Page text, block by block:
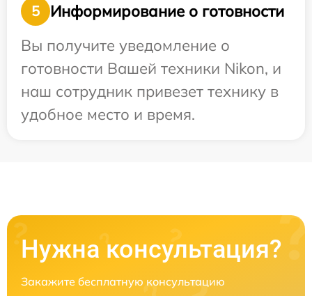
5
Информирование о готовности
Вы получите уведомление о
готовности Вашей техники Nikon, и
наш сотрудник привезет технику в
удобное место и время.
Нужна консультация?
Закажите бесплатную консультацию